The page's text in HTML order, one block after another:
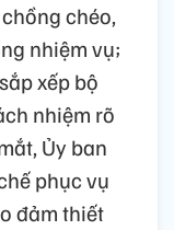
chéo,
nhiệm vụ;
xếp bộ
nhiệm rõ
Ủy ban
phục vụ
đảm thiết